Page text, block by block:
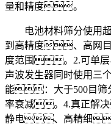
量和精度。
电池材料筛分使用
到高精度、高网
度范围。2.可单
声波发生器同时使用三
能：大于500目
率衰减。4.真正解
静电、高精细